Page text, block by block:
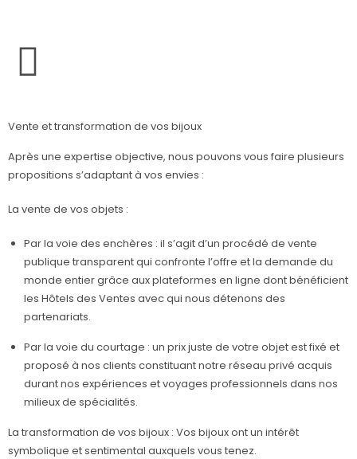
Vente et transformation de vos bijoux
Après une expertise objective, nous pouvons vous faire plusieurs
propositions s’adaptant à vos envies :
La vente de vos objets :
Par la voie des enchères : il s’agit d’un procédé de vente
publique transparent qui confronte l’offre et la demande du
monde entier grâce aux plateformes en ligne dont bénéficient
les Hôtels des Ventes avec qui nous détenons des
partenariats.
Par la voie du courtage : un prix juste de votre objet est fixé et
proposé à nos clients constituant notre réseau privé acquis
durant nos expériences et voyages professionnels dans nos
milieux de spécialités.
La transformation de vos bijoux : Vos bijoux ont un intérêt
symbolique et sentimental auxquels vous tenez.